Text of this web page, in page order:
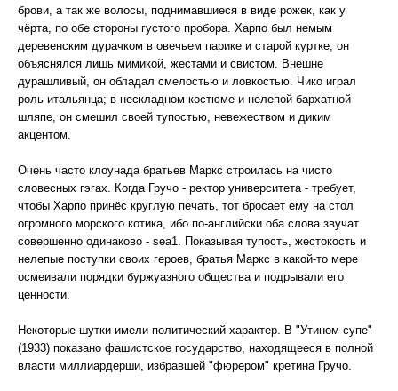
брови, а так же волосы, поднимавшиеся в виде рожек, как у
чёрта, по обе стороны густого пробора. Харпо был немым
деревенским дурачком в овечьем парике и старой куртке; он
объяснялся лишь мимикой, жестами и свистом. Внешне
дурашливый, он обладал смелостью и ловкостью. Чико играл
роль итальянца; в нескладном костюме и нелепой бархатной
шляпе, он смешил своей тупостью, невежеством и диким
акцентом.
Очень часто клоунада братьев Маркс строилась на чисто
словесных гэгах. Когда Гручо - ректор университета - требует,
чтобы Харпо принёс круглую печать, тот бросает ему на стол
огромного морского котика, ибо по-английски оба слова звучат
совершенно одинаково - sеа1. Показывая тупость, жестокость и
нелепые поступки своих героев, братья Маркс в какой-то мере
осмеивали порядки буржуазного общества и подрывали его
ценности.
Некоторые шутки имели политический характер. В "Утином супе"
(1933) показано фашистское государство, находящееся в полной
власти миллиардерши, избравшей "фюрером" кретина Гручо.